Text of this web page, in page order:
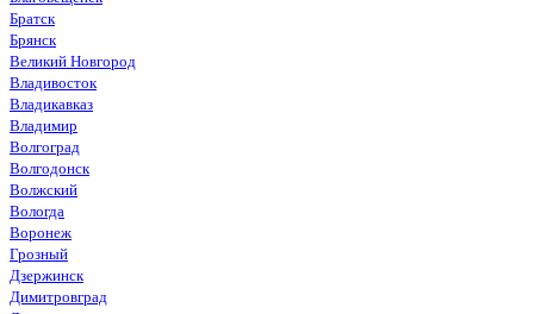
Братск
Брянск
Великий Новгород
Владивосток
Владикавказ
Владимир
Волгоград
Волгодонск
Волжский
Вологда
Воронеж
Грозный
Дзержинск
Димитровград